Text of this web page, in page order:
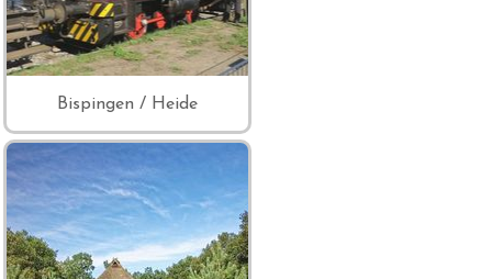
Bispingen / Heide